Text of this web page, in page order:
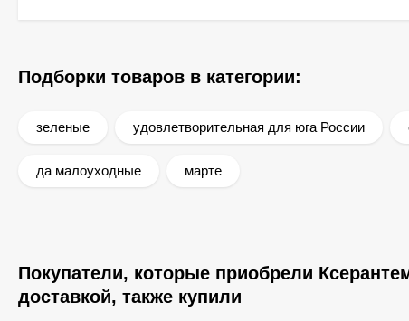
Подборки товаров в категории:
зеленые удовлетворительная для юга России
да малоуходные марте
Покупатели, которые приобрели
доставкой, также купили